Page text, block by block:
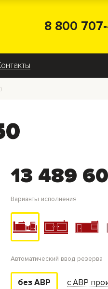
8 800
13 489
Варианты исполнения
Автоматический ввод резерва
без АВР с АВР